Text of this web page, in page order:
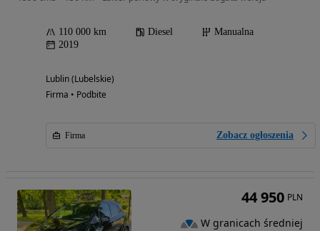
110 000 km Diesel
Manualna
2019
Lublin (Lubelskie)
Firma • Podbite
Firma Zobacz ogłoszenia
44 950 PLN
W granicach średniej